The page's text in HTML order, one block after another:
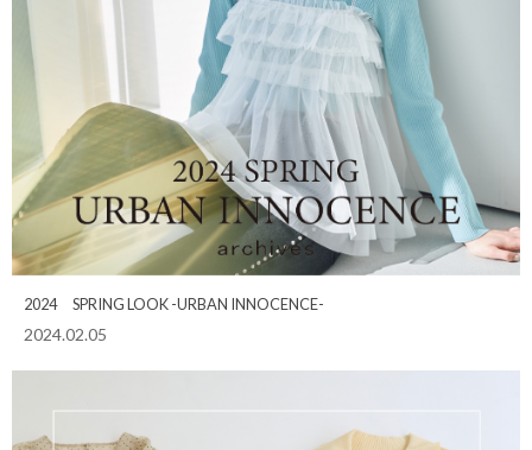
2024 SPRING LOOK -URBAN INNOCENCE-
2024.02.05